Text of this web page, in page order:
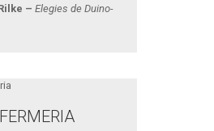
– Elegies de Duino-